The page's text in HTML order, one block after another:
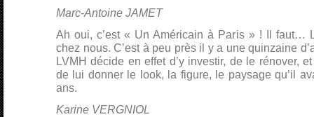
Marc-Antoine JAMET
Ah oui, c’est « Un Américain à Paris » ! Il faut…
chez nous. C’est à peu près il y a une quinzaine
LVMH décide en effet d’y investir, de le rénover,
de lui donner le look, la figure, le paysage qu’il
ans.
Karine VERGNIOL